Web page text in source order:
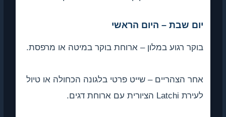
יום שבת – היום הראשי
בוקר רגוע במלון – ארוחת בוקר במיטה או מרפסת.
אחר הצהריים – שייט פרטי בלגונה הכחולה או טיול
לעירת Latchi הציורית עם ארוחת דגים.